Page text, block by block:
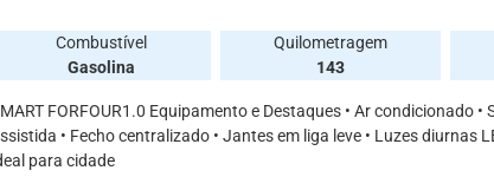
Combustível
Gasolina
Quilometragem
143
FORFOUR1.0 Equipamento e Destaques • Ar condicionado
• Fecho centralizado • Jantes em liga leve • Luzes diurnas
para cidade